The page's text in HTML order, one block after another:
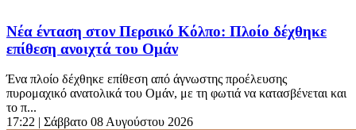
Νέα ένταση στον Περσικό Κόλπο: Πλοίο δέχθηκε
επίθεση ανοιχτά του Ομάν
Ένα πλοίο δέχθηκε επίθεση από άγνωστης προέλευσης
πυρομαχικό ανατολικά του Ομάν, με τη φωτιά να κατασβένεται και
το π...
17:22 | Σάββατο 08 Αυγούστου 2026